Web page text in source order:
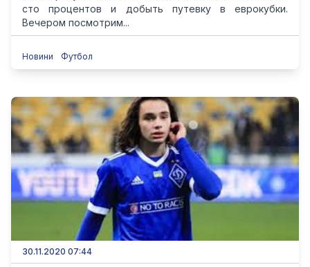
сто процентов и добыть путевку в еврокубки.
Вечером посмотрим...
Новини Футбол
30.11.2020 07:44